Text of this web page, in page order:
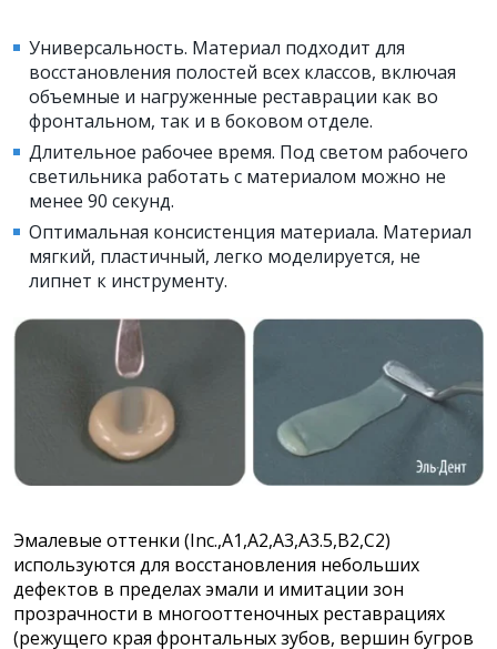
Универсальность. Материал подходит для
восстановления полостей всех классов, включая
объемные и нагруженные реставрации как во
фронтальном, так и в боковом отделе.
Длительное рабочее время. Под светом рабочего
светильника работать с материалом можно не
менее 90 секунд.
Оптимальная консистенция материала. Материал
мягкий, пластичный, легко моделируется, не
липнет к инструменту.
Эмалевые оттенки (Inc.,А1,А2,А3,А3.5,В2,С2)
используются для восстановления небольших
дефектов в пределах эмали и имитации зон
прозрачности в многооттеночных реставрациях
(режущего края фронтальных зубов, вершин бугров